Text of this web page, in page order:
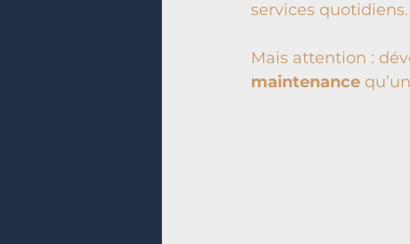
services quotidiens.
Mais attention :
maintenance